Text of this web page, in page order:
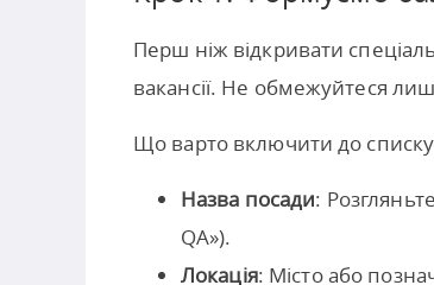
Перш ніж відкривати
вакансії. Не обмежуйтеся
Що варто включити до
Назва посади:
QA»).
Локація: Місто або